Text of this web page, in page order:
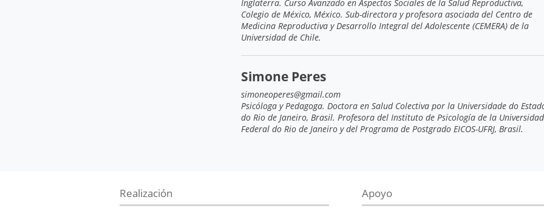
Inglaterra. Curso Avanzado en Aspectos Sociales de la Salud Reproductiva,
Colegio de México, México. Sub-directora y profesora asociada del Centro de
Medicina Reproductiva y Desarrollo Integral del Adolescente (CEMERA) de la
Universidad de Chile.
Simone Peres
simoneoperes@gmail.com
Psicóloga y Pedagoga. Doctora en Salud Colectiva por la Universidade do
do Rio de Janeiro, Brasil. Profesora del Instituto de Psicología de la
Federal do Rio de Janeiro y del Programa de Postgrado EICOS-UFRJ, Brasil.
Realización Apoyo